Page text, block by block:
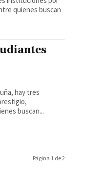
quienes buscan
hay tres
buscan...
Página 1 de 2